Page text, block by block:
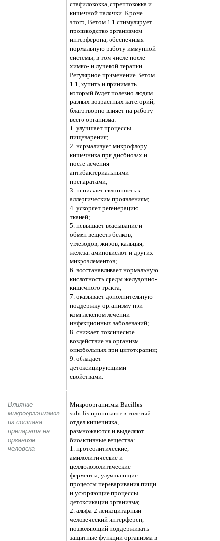
стафилококка, стрептококка и
кишечной палочки. Кроме
этого, Ветом 1.1 стимулирует
производство организмом
интерферона, обеспечивая
нормальную работу иммунной
системы, в том числе после
химио- и лучевой терапии.
Регулярное применение Ветом
1.1, купить и принимать
который будет полезно людям
разных возрастных категорий,
благотворно влияет на работу
всего организма:
1. улучшает процессы
пищеварения;
2. нормализует микрофлору
кишечника при дисбиозах и
после лечения
антибактериальными
препаратами;
3. понижает склонность к
аллергическим проявлениям;
4. ускоряет регенерацию
тканей;
5. повышает всасывание и
обмен веществ белков,
углеводов, жиров, кальция,
железа, аминокислот и других
микроэлементов;
6. восстанавливает нормальную
кислотность среды желудочно-
кишечного тракта;
7. оказывает дополнительную
поддержку организму при
комплексном лечении
инфекционных заболеваний;
8. снижает токсическое
воздействие на организм
онкобольных при цитотерапии;
9. обладает
детоксицирующими
свойствами.
Влияние
микроорганизмов
из состава
препарата на
организм
человека
Микроорганизмы Bacillus
subtilis проникают в толстый
отдел кишечника,
размножаются и выделяют
биоактивные вещества:
1. протеолитические,
амилолитические и
целлюлозолитические
ферменты, улучшающие
процессы переваривания пищи
и ускоряющие процессы
детоксикации организма;
2. альфа-2 лейкоцитарный
человеческий интерферон,
позволяющий поддерживать
защитные функции организма в